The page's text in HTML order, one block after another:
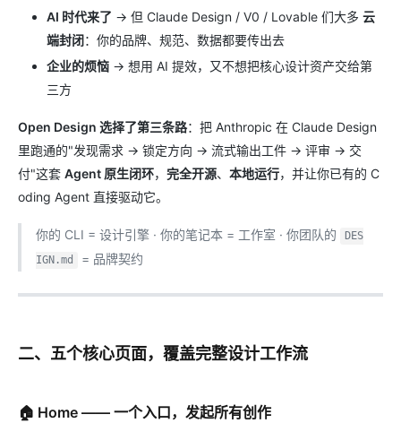
AI 时代来了 → 但 Claude Design / V0 / Lovable 们大多 云
端封闭：你的品牌、规范、数据都要传出去
企业的烦恼 → 想用 AI 提效，又不想把核心设计资产交给第
三方
Open Design 选择了第三条路：把 Anthropic 在 Claude Design
里跑通的"发现需求 → 锁定方向 → 流式输出工件 → 评审 → 交
付"这套 Agent 原生闭环， 完全开源、 本地运行，并让你已有的 C
oding Agent 直接驱动它。
你的 CLI = 设计引擎 · 你的笔记本 = 工作室 · 你团队的
DES
IGN.md
= 品牌契约
二、五个核心页面，覆盖完整设计工作流
🏠 Home —— 一个入口，发起所有创作